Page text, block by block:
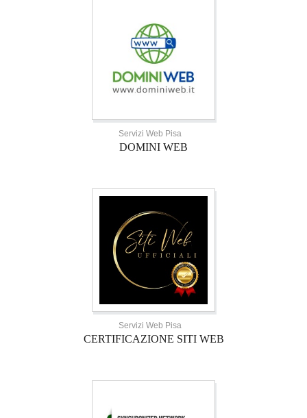
Servizi Web Pisa
DOMINI WEB
Servizi Web Pisa
CERTIFICAZIONE SITI WEB